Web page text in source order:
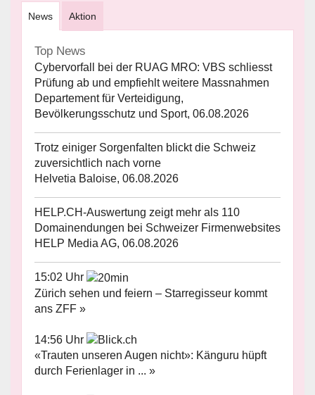
News Aktion
Top News
Cybervorfall bei der RUAG MRO: VBS schliesst
Prüfung ab und empfiehlt weitere Massnahmen
Departement für Verteidigung,
Bevölkerungsschutz und Sport, 06.08.2026
Trotz einiger Sorgenfalten blickt die Schweiz
zuversichtlich nach vorne
Helvetia Baloise, 06.08.2026
HELP.CH-Auswertung zeigt mehr als 110
Domainendungen bei Schweizer Firmenwebsites
HELP Media AG, 06.08.2026
15:02 Uhr
Zürich sehen und feiern – Starregisseur kommt
ans ZFF »
14:56 Uhr
«Trauten unseren Augen nicht»: Känguru hüpft
durch Ferienlager in ... »